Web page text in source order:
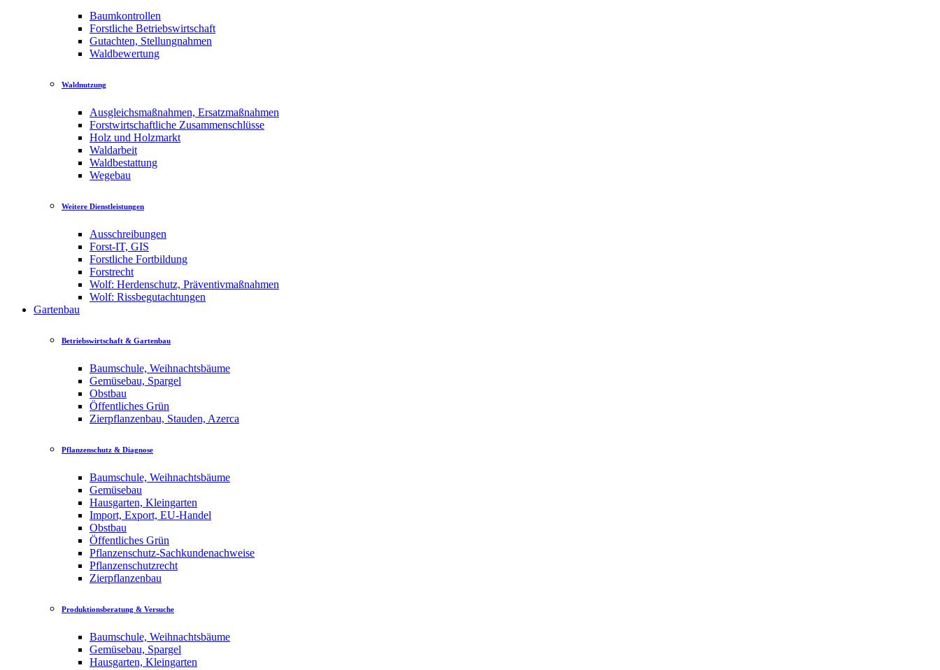
Baumkontrollen
Forstliche Betriebswirtschaft
Gutachten, Stellungnahmen
Waldbewertung
Waldnutzung
Ausgleichsmaßnahmen, Ersatzmaßnahmen
Forstwirtschaftliche Zusammenschlüsse
Holz und Holzmarkt
Waldarbeit
Waldbestattung
Wegebau
Weitere Dienstleistungen
Ausschreibungen
Forst-IT, GIS
Forstliche Fortbildung
Forstrecht
Wolf: Herdenschutz, Präventivmaßnahmen
Wolf: Rissbegutachtungen
Gartenbau
Betriebswirtschaft & Gartenbau
Baumschule, Weihnachtsbäume
Gemüsebau, Spargel
Obstbau
Öffentliches Grün
Zierpflanzenbau, Stauden, Azerca
Pflanzenschutz & Diagnose
Baumschule, Weihnachtsbäume
Gemüsebau
Hausgarten, Kleingarten
Import, Export, EU-Handel
Obstbau
Öffentliches Grün
Pflanzenschutz-Sachkundenachweise
Pflanzenschutzrecht
Zierpflanzenbau
Produktionsberatung & Versuche
Baumschule, Weihnachtsbäume
Gemüsebau, Spargel
Hausgarten, Kleingarten